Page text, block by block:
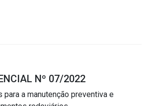
Nº 07/2022
a manutenção preventiva e